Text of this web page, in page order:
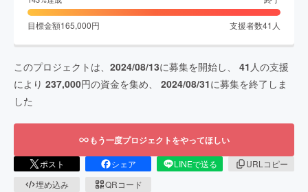
目標金額165,000円 支援者数41 人
このプロジェクトは、 2024/08/13に募集を開始し、 41 人の支援
により 237,000円の資金を集め、 2024/08/31に募集を終了しま
した
もう一度プロジェクトをやってほしい
ポスト シェア LINEで送る
URLコピー
埋め込み
QRコード